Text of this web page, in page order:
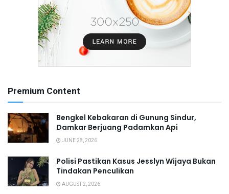
Premium Content
Bengkel Kebakaran di Gunung Sindur,
Damkar Berjuang Padamkan Api
JUNE 28, 2026
Polisi Pastikan Kasus Jesslyn Wijaya Bukan
Tindakan Penculikan
AUGUST 2, 2026